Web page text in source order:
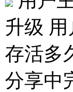
升级
存活多
分享中